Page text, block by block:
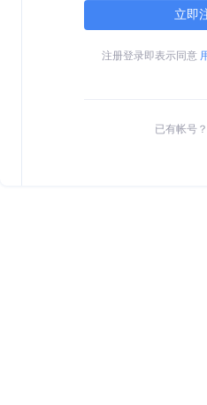
立即
注册登录即表示同意
已有帐号